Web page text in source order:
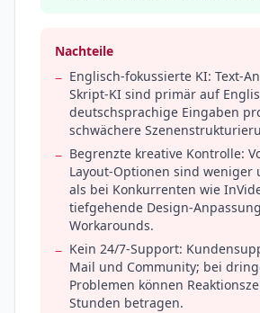
Nachteile
− Englisch-fokussierte KI: Text-
Skript-KI sind primär auf
deutschsprachige Eingaben
schwächere
− Begrenzte kreative Kontrolle:
Layout-Optionen sind weniger
als bei Konkurrenten wie
tiefgehende Design-
Workarounds.
− Kein 24/7-Support:
Mail und Community; bei
Problemen können
Stunden betragen.